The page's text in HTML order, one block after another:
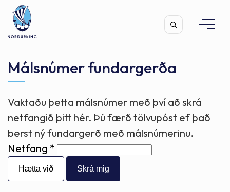
Leita
Málsnúmer fundargerða
Vaktaðu þetta málsnúmer með því að skrá
netfangið þitt hér. Þú færð tölvupóst ef það
berst ný fundargerð með málsnúmerinu.
Netfang
Hætta við